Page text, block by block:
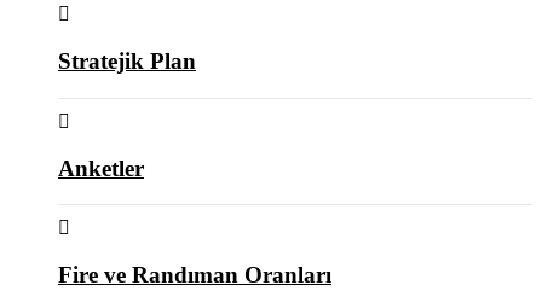
Stratejik Plan
Anketler
Fire ve Randıman Oranları